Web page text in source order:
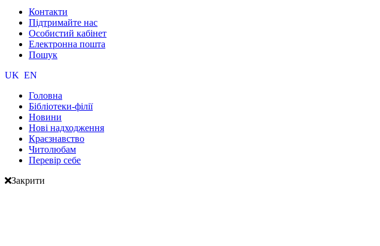
Контакти
Підтримайте нас
Особистий кабінет
Електронна пошта
Пошук
UK EN
Головна
Бібліотеки-філії
Новини
Нові надходження
Краєзнавство
Читолюбам
Перевір себе
Закрити